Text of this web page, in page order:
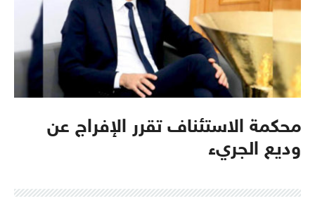
محكمة الاستئناف تقرر الإفراج عن
وديع الجريء